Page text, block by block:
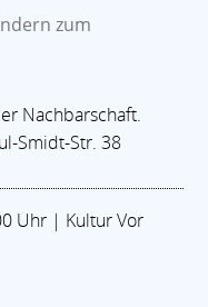
zum
Nachbarschaft.
Smidt-Str. 38
Uhr | Kultur Vor